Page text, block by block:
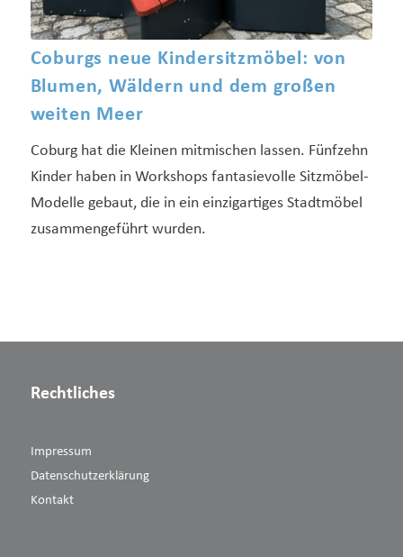
Coburgs neue Kindersitzmöbel: von
Blumen, Wäldern und dem großen
weiten Meer
Coburg hat die Kleinen mitmischen lassen. Fünfzehn
Kinder haben in Workshops fantasievolle Sitzmöbel-
Modelle gebaut, die in ein einzigartiges Stadtmöbel
zusammengeführt wurden.
Rechtliches
Impressum
Datenschutzerklärung
Kontakt